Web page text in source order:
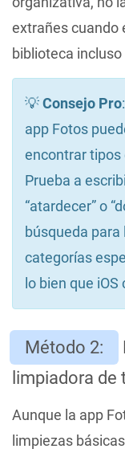
extrañes cuando
biblioteca
💡Consejo Pro
app Fotos
encontrar tipos
Prueba a
“atardecer” o
búsqueda
categorías
lo bien que
Método 2:
limpiadora de
Aunque la app
limpiezas